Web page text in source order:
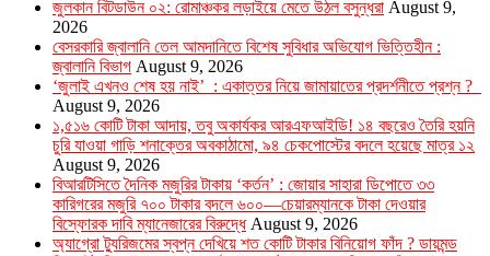
জুলকান বিটডাউন ০২: রোমাঞ্চকর লড়াইয়ে মেতে উঠল বসুন্ধরা August 9,
2026
বেসরকারি জ্বালানি তেল আমদানিতে বিশেষ সুবিধার অভিযোগ ভিত্তিহীন :
জ্বালানি বিভাগ August 9, 2026
‘জুলাই এখনও শেষ হয় নাই’ : একাত্তর নিয়ে জামায়াতের প্রদর্শনীতে প্রশ্ন ?
August 9, 2026
১,৫১৬ কোটি টাকা আদায়, তবু অকার্যকর আরএফআইডি! ১৪ বছরেও তৈরি হয়নি
চুরি যাওয়া গাড়ি শনাক্তের অবকাঠামো, ৯৪ চেকপোস্টের বদলে হয়েছে মাত্র ১২
August 9, 2026
বিআরটিসিতে দৈনিক মজুরির টাকায় ‘কর্তন’ : জোয়ার সাহারা ডিপোতে ৩৩
কারিগরের মজুরি ৭০০ টাকার বদলে ৬০০—চেয়ারম্যানকে টাকা দেওয়ার
বিস্ফোরক দাবি ম্যানেজারের বিরুদ্ধে August 9, 2026
অ্যাগ্রো ট্যুরিজমের স্বপ্ন দেখিয়ে শত কোটি টাকার বিনিয়োগ ফাঁদ ? ডায়মন্ড